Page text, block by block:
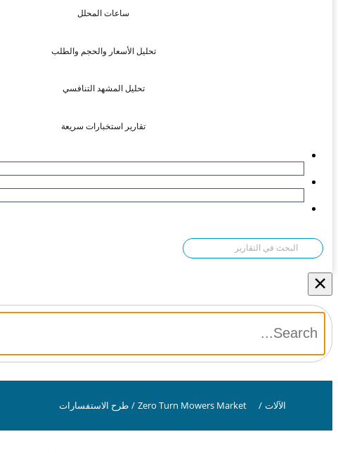
ساعات المحلل
تحليل الأسعار والحجم والطلب
تحليل المشهد التنافسي
تقارير استخبارات سريعة
×
الآلات /
Zero Turn Mowers Market
/ طرح الاستفسارات